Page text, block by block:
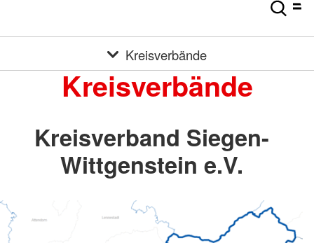
Kreisverbände
Kreisverbände
Kreisverband Siegen-
Wittgenstein e.V.